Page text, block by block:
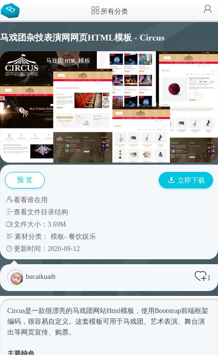
所有分类
马戏团杂技表演网网页HTML模板 - Circus
预 览 立即下载
看看谁在用
查看文件目录结构
文件大小：3.69M
素材分类： 模板- 餐饮娱乐
更新时间：2020-09-12
bucaikuaib 1
Circus是一款很漂亮的马戏团网站Html模板 ，使用Bootstrap前端框架
编码，很容易自定义。这套模板可用于马戏团、艺术表演、舞台演
出等网页宣传、购票。